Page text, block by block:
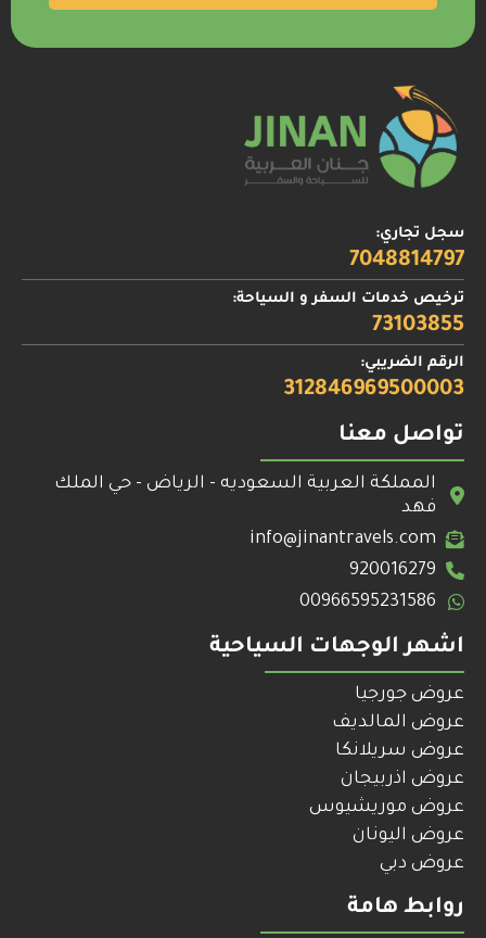
سجل تجاري:
7048814797
ترخيص خدمات السفر و السياحة:
73103855
الرقم الضريبي:
312846969500003
تواصل معنا
المملكة العربية السعوديه - الرياض - حي الملك
فهد
info@jinantravels.com
920016279
00966595231586
اشهر الوجهات السياحية
عروض جورجيا
عروض المالديف
عروض سريلانكا
عروض اذربيجان
عروض موريشيوس
عروض اليونان
عروض دبي
روابط هامة